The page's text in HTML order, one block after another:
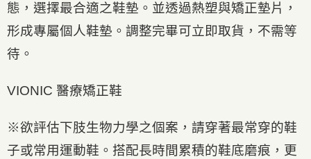
態，選擇最合適之鞋墊。並透過熱塑與矯正墊片，
形成專屬個人鞋墊。調整完畢可立即取貨，不需等
待。
VIONIC 醫療矯正鞋
※欲評估下肢生物力學之個案，請穿著最常穿的鞋
子或常用運動鞋。搭配長時間累積的鞋底磨痕，更